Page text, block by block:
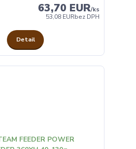
63,70 EUR/ks
53,08 EURbez DPH
Detail